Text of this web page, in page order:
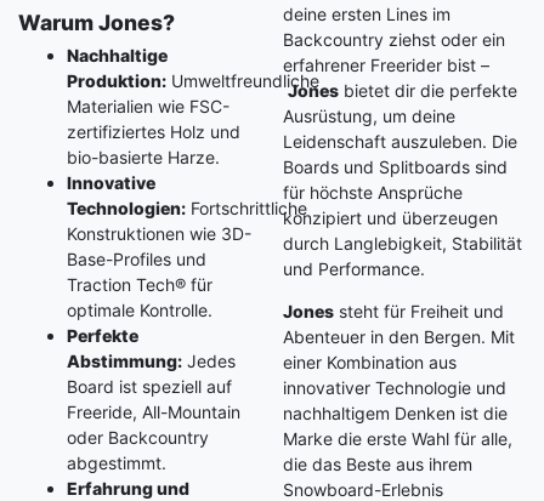
Warum Jones?
Nachhaltige
Produktion: Umweltfreundliche
Materialien wie FSC-
zertifiziertes Holz und
bio-basierte Harze.
Innovative
Technologien: Fortschrittliche
Konstruktionen wie 3D-
Base-Profiles und
Traction Tech® für
optimale Kontrolle.
Perfekte
Abstimmung: Jedes
Board ist speziell auf
Freeride, All-Mountain
oder Backcountry
abgestimmt.
Erfahrung und
deine ersten Lines im
Backcountry ziehst oder ein
erfahrener Freerider bist –
Jonesbietet dir die perfekte
Ausrüstung, um deine
Leidenschaft auszuleben. Die
Boards und Splitboards sind
für höchste Ansprüche
konzipiert und überzeugen
durch Langlebigkeit, Stabilität
und Performance.
Jonessteht für Freiheit und
Abenteuer in den Bergen. Mit
einer Kombination aus
innovativer Technologie und
nachhaltigem Denken ist die
Marke die erste Wahl für alle,
die das Beste aus ihrem
Snowboard-Erlebnis